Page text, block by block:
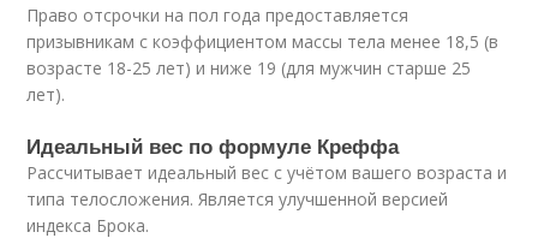
Право отсрочки на пол года предоставляется
призывникам с коэффициентом массы тела менее 18,5 (в
возрасте 18-25 лет) и ниже 19 (для мужчин старше 25
лет).
Идеальный вес по формуле Креффа
Рассчитывает идеальный вес с учётом вашего возраста и
типа телосложения. Является улучшенной версией
индекса Брока.